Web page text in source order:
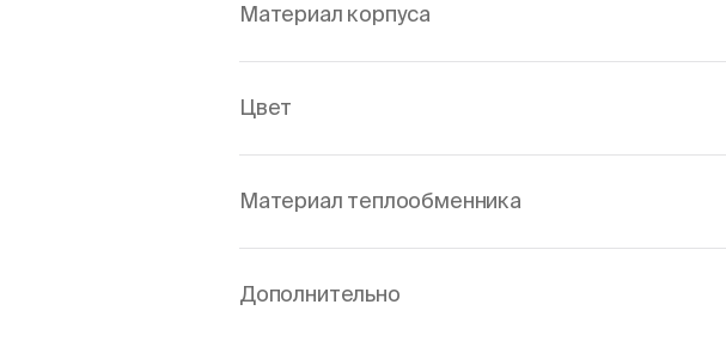
Материал корпуса
Цвет
Материал теплообменника
Дополнительно